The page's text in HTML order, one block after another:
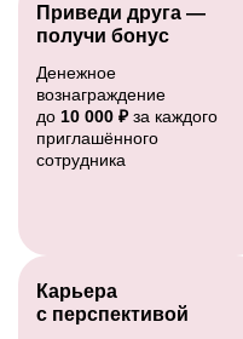
Карьера
с перспективой
Приведи друга —
получи бонус
Денежное
вознаграждение
до 10 000 ₽ за каждого
приглашённого
сотрудника